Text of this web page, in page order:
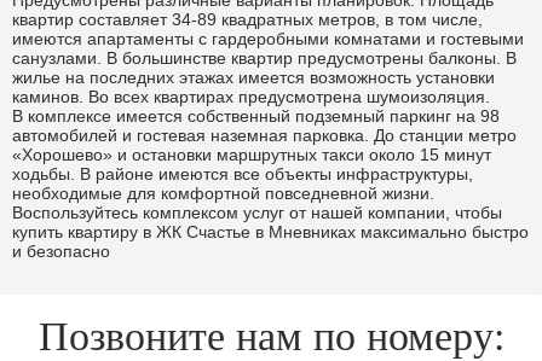
квартир составляет 34-89 квадратных метров, в том числе,
имеются апартаменты с гардеробными комнатами и гостевыми
санузлами. В большинстве квартир предусмотрены балконы. В
жилье на последних этажах имеется возможность установки
каминов. Во всех квартирах предусмотрена шумоизоляция.
В комплексе имеется собственный подземный паркинг на 98
автомобилей и гостевая наземная парковка. До станции метро
«Хорошево» и остановки маршрутных такси около 15 минут
ходьбы. В районе имеются все объекты инфраструктуры,
необходимые для комфортной повседневной жизни.
Воспользуйтесь комплексом услуг от нашей компании, чтобы
купить квартиру в ЖК Счастье в Мневниках максимально быстро
и безопасно
Позвоните нам по номеру: